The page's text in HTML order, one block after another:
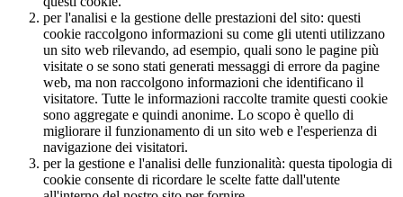
per l'analisi e la gestione delle prestazioni del sito: questi
cookie raccolgono informazioni su come gli utenti utilizzano
un sito web rilevando, ad esempio, quali sono le pagine più
visitate o se sono stati generati messaggi di errore da pagine
web, ma non raccolgono informazioni che identificano il
visitatore. Tutte le informazioni raccolte tramite questi cookie
sono aggregate e quindi anonime. Lo scopo è quello di
migliorare il funzionamento di un sito web e l'esperienza di
navigazione dei visitatori.
per la gestione e l'analisi delle funzionalità: questa tipologia di
cookie consente di ricordare le scelte fatte dall'utente